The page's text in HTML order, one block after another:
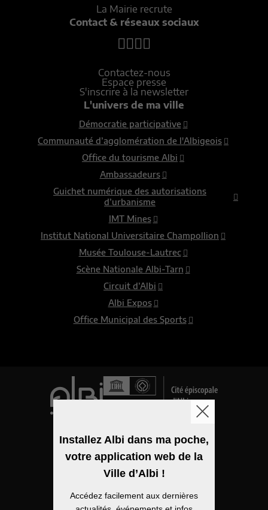
La Mairie recrute
Contact & réseaux sociaux
Contactez-nous
Espace presse
S'inscrire à la newsletter
L'univers de ma ville
Démocratie participative
Communauté d’agglomération de l'Albigeois
Office du tourisme Albi
Ambassadeurs
Guichet numérique des autorisations
d’urbanisme
IMT Mines
Institut National Universitaire Champollion
Musée Toulouse-Lautrec
Scène Nationale Albi-Tarn
Circuit d’Albi
Albi Expos
Office Municipal des Sports
Mentions légales
Politique de confidentialité
Installez Albi dans ma poche,
votre application web de la
Ville d’Albi !
Accédez facilement aux dernières